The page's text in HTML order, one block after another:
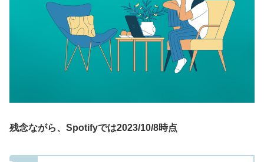
残念ながら、Spotifyでは2023/10/8時点